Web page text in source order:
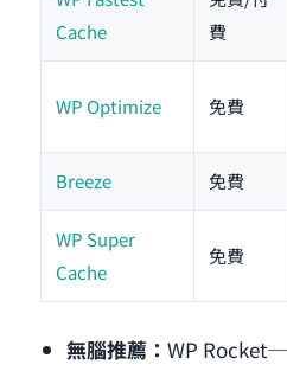
Cache
費
WP Optimize 免費
Breeze 免費
WP Super
Cache
免費
無腦推薦：WP